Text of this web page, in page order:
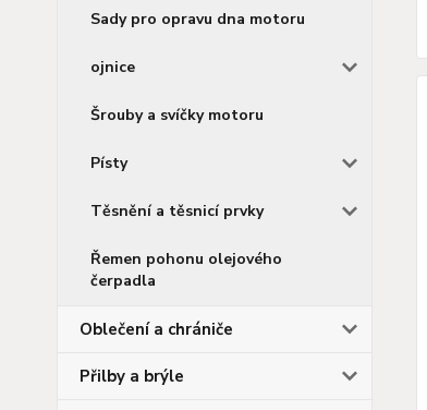
Sady pro opravu dna motoru
ojnice
Šrouby a svíčky motoru
Písty
Těsnění a těsnicí prvky
Řemen pohonu olejového
čerpadla
Oblečení a chrániče
Přilby a brýle